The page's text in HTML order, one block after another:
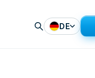
DE